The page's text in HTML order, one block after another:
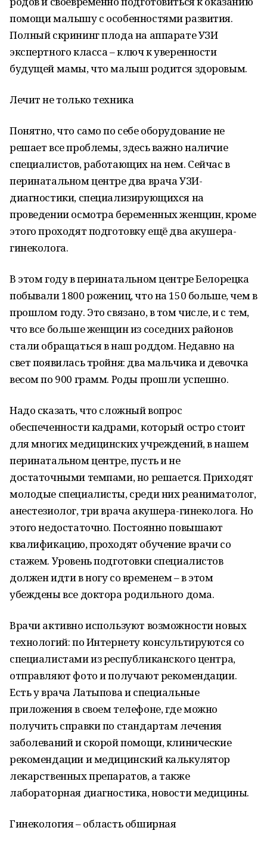
помощи малышу с особенностями развития.
Полный скрининг плода на аппарате УЗИ
экспертного класса – ключ к уверенности
будущей мамы, что малыш родится здоровым.
Лечит не только техника
Понятно, что само по себе оборудование не
решает все проблемы, здесь важно наличие
специалистов, работающих на нем. Сейчас в
перинатальном центре два врача УЗИ-
диагностики, специализирующихся на
проведении осмотра беременных женщин, кроме
этого проходят подготовку ещё два акушера-
гинеколога.
В этом году в перинатальном центре Белорецка
побывали 1800 рожениц, что на 150 больше, чем в
прошлом году. Это связано, в том числе, и с тем,
что все больше женщин из соседних районов
стали обращаться в наш роддом. Недавно на
свет появилась тройня: два мальчика и девочка
весом по 900 грамм. Роды прошли успешно.
Надо сказать, что сложный вопрос
обеспеченности кадрами, который остро стоит
для многих медицинских учреждений, в нашем
перинатальном центре, пусть и не
достаточными темпами, но решается. Приходят
молодые специалисты, среди них реаниматолог,
анестезиолог, три врача акушера-гинеколога. Но
этого недостаточно. Постоянно повышают
квалификацию, проходят обучение врачи со
стажем. Уровень подготовки специалистов
должен идти в ногу со временем – в этом
убеждены все доктора родильного дома.
Врачи активно используют возможности новых
технологий: по Интернету консультируются со
специалистами из республиканского центра,
отправляют фото и получают рекомендации.
Есть у врача Латыпова и специальные
приложения в своем телефоне, где можно
получить справки по стандартам лечения
заболеваний и скорой помощи, клинические
рекомендации и медицинский калькулятор
лекарственных препаратов, а также
лабораторная диагностика, новости медицины.
Гинекология – область обширная